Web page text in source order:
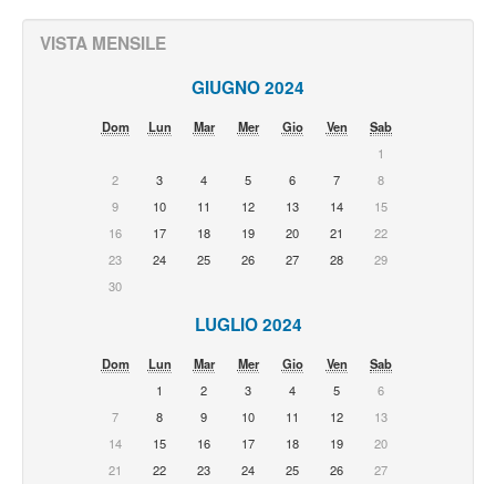
VISTA MENSILE
GIUGNO 2024
Dom Lun Mar Mer Gio Ven
Sab
1
2
3 4 5 6 7
8
9
10 11 12 13 14
15
16
17 18 19 20 21
22
23
24 25 26 27 28
29
30
LUGLIO 2024
Dom Lun Mar Mer Gio Ven
Sab
1
2 3 4 5
6
7
8 9 10 11 12
13
14
15 16 17 18 19
20
21
22 23 24 25 26
27